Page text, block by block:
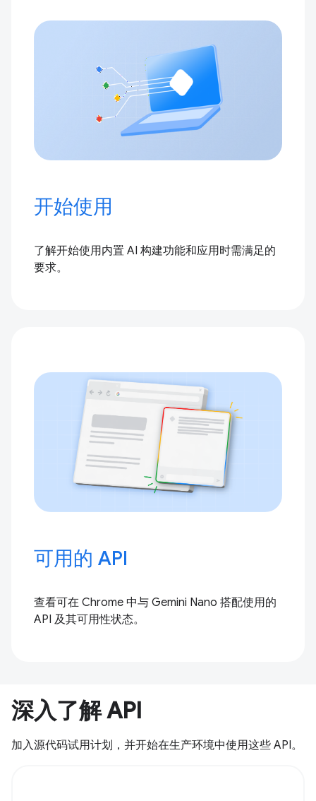
开始使用
了解开始使用内置 AI 构建功能和应用时需满足的
要求。
可用的 API
查看可在 Chrome 中与 Gemini Nano 搭配使用的
API 及其可用性状态。
深入了解 API
加入源代码试用计划，并开始在生产环境中使用这些 API。